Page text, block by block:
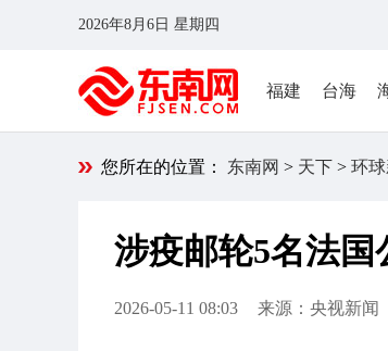
2026年8月6日 星期四
福建 台海
您所在的位置： 东南网 > 天下 > 环
涉疫邮轮5名法
2026-05-11 08:03 来源：央视新闻